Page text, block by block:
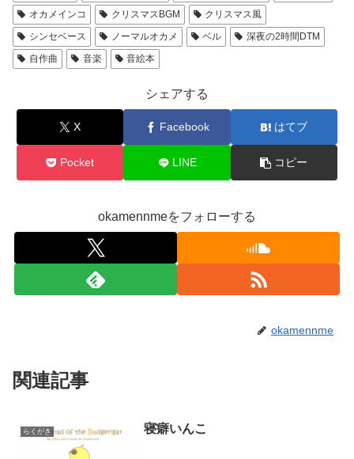
オカメインコ
クリスマスBGM
クリスマス風
シンセベース
ノーマルオカメ ベル
深夜の2時間DTM
自作曲
音楽 音絵本
シェアする
X Facebook はてブ
Pocket LINE コピー
okamennmeをフォローする
okamennme
関連記事
らくがき 寝癖いんこ